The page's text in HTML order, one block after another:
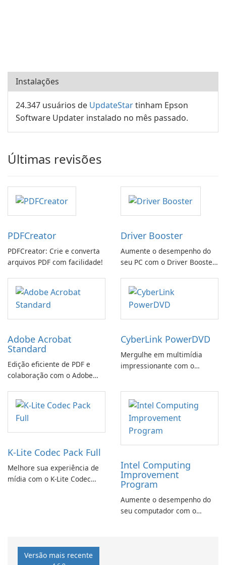
Instalações
24.347 usuários de UpdateStartinham Epson
Software Updater instalado no mês passado.
Últimas revisões
PDFCreator
PDFCreator: Crie e converta
arquivos PDF com facilidade!
Driver Booster
Aumente o desempenho do
seu PC com o Driver Booster
Adobe Acrobat
Standard
Edição eficiente de PDF e
colaboração com o Adobe
CyberLink PowerDVD
Mergulhe em multimídia
impressionante com o
K-Lite Codec Pack Full
Melhore sua experiência de
mídia com o K-Lite Codec
Intel Computing
Improvement
Program
Aumente o desempenho do
seu computador com o
Versão mais recente